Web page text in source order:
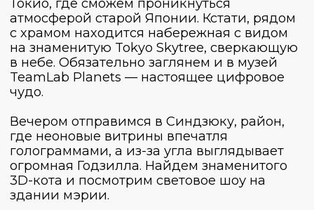
Увидим самый фотографируемый вид на
Фудзи у пагоды Чурейто. Прогуляемся по
улице Хончо, которая также считается
одной из самых известных локаций с
видом на вулкан. Сделаем фото у магазина
Lawson, а после покатаемся на
велосипедах вдоль озера Кавагутико.
Вечером возвращаемся в отель в Токио.